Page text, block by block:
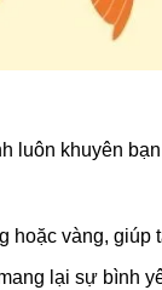
luôn khuyên
hoặc vàng, giúp
lại sự bình